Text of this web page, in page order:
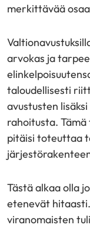
merkittävää
arvokas ja
taloudellisesti
avustusten
rahoitusta.
pitäisi toteuttaa
Tästä alkaa olla
etenevät
viranomaisten